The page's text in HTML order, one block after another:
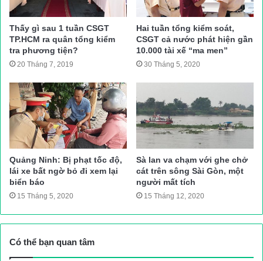
bệnh viện ở TP.HCM để tiếp tục điều trị. Tại hiện trường, chiếc
Ngay khi nhận được tin báo, lực lượng công an địa phương đã
kịp thời có mặt điều tiết, phân luồng giao thông và tiến hành các
biện pháp nghiệp vụ điều tra nguyên nhân vụ tai nạn.
Nguồn bài viết:ATGT.VN
tai nạn giao thông Tin tức giao thông
Thấy gì sau 1 tuần CSGT
TP.HCM ra quân tổng kiểm
tra phương tiện?
20 Tháng 7, 2019
Hai tuần tổng kiểm soát,
CSGT cả nước phát hiện gần
10.000 tài xế “ma men”
30 Tháng 5, 2020
Quảng Ninh: Bị phạt tốc độ,
lái xe bất ngờ bỏ đi xem lại
biển báo
15 Tháng 5, 2020
Sà lan va chạm với ghe chở
cát trên sông Sài Gòn, một
người mất tích
15 Tháng 12, 2020
Có thể bạn quan tâm